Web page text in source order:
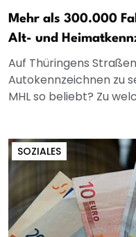
Mehr als 300.000
Alt- und
Auf Thüringens
Autokennzeichnen zu
MHL so beliebt? Zu
SOZIALES